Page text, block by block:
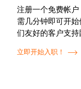
注册一个免费帐
需几分钟即可开
们友好的客户支持
立即开始入职！